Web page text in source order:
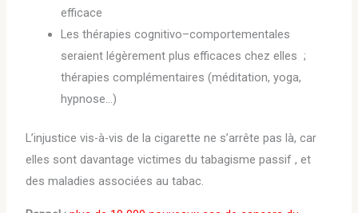
efficace
Les thérapies cognitivo–comportementales
seraient légèrement plus efficaces chez elles ;
thérapies complémentaires (méditation, yoga,
hypnose…)
L’injustice vis-à-vis de la cigarette ne s’arrête pas là, car
elles sont davantage victimes du tabagisme passif , et
des maladies associées au tabac.